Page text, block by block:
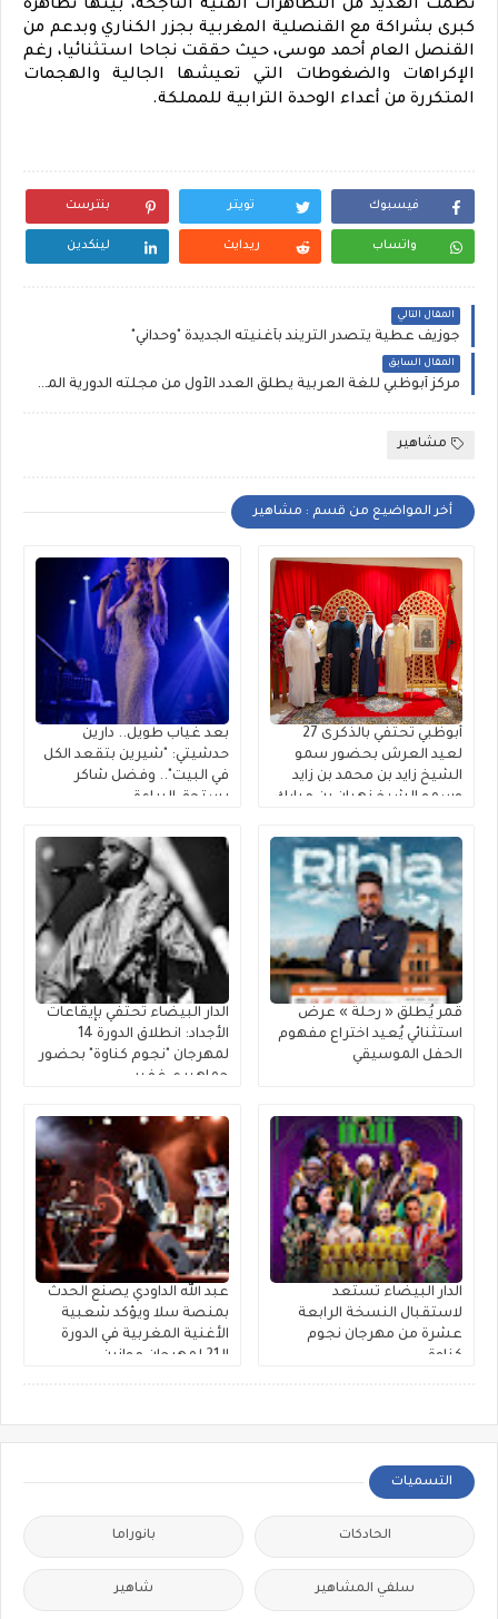
نظمت العديد من التظاهرات الفنية الناجحة، بينها تظاهرة
كبرى بشراكة مع القنصلية المغربية بجزر الكناري وبدعم من
القنصل العام أحمد موسى، حيث حققت نجاحا استثنائيا، رغم
الإكراهات والضغوطات التي تعيشها الجالية والهجمات
المتكررة من أعداء الوحدة الترابية للمملكة.
فيسبوك تويتر بنترست
واتساب ريدايت لينكدين
المقال التالي
جوزيف عطية يتصدر التريند بأغنيته الجديدة "وحداني"
المقال السابق
مركز أبوظبي للغة العربية يطلق العدد الأول من مجلته الدورية المركز: مجلّة الدراسات العربية
مشاهير
أخر المواضيع من قسم : مشاهير
أبوظبي تحتفي بالذكرى 27
لعيد العرش بحضور سمو
الشيخ زايد بن محمد بن زايد
وسمو الشيخ نهيان بن مبارك
بعد غياب طويل.. دارين
حدشيتي: "شيرين بتقعد الكل
في البيت".. وفضل شاكر
يستحق البراءة
قمر يُطلق « رحلة » عرضٌ
استثنائي يُعيد اختراع مفهوم
الحفل الموسيقي
الدار البيضاء تحتفي بإيقاعات
الأجداد: انطلاق الدورة 14
لمهرجان "نجوم كناوة" بحضور
جماهيري غفير
الدار البيضاء تستعد
لاستقبال النسخة الرابعة
عشرة من مهرجان نجوم
كناوة
عبد الله الداودي يصنع الحدث
بمنصة سلا ويؤكد شعبية
الأغنية المغربية في الدورة
الـ21 لمهرجان موازين
التسميات
الحادكات بانوراما
سلفي المشاهير شاهير